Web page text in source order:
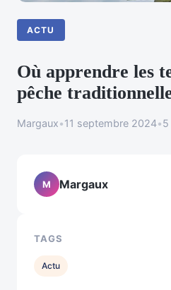
ACTU
Où apprendre les
pêche
Margaux•11 septembre 2024•5
M Margaux
TAGS
Actu